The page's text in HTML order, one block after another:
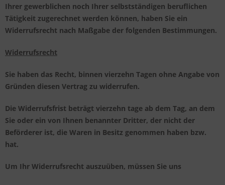
Ihrer gewerblichen noch Ihrer selbstständigen beruflichen
Tätigkeit zugerechnet werden können, haben Sie ein
Widerrufsrecht nach Maßgabe der folgenden Bestimmungen.
Widerrufsrecht
Sie haben das Recht, binnen vierzehn Tagen ohne Angabe von
Gründen diesen Vertrag zu widerrufen.
Die Widerrufsfrist beträgt vierzehn tage ab dem Tag, an dem
Sie oder ein von Ihnen benannter Dritter, der nicht der
Beförderer ist, die Waren in Besitz genommen haben bzw.
hat.
Um Ihr Widerrufsrecht auszuüben, müssen Sie uns